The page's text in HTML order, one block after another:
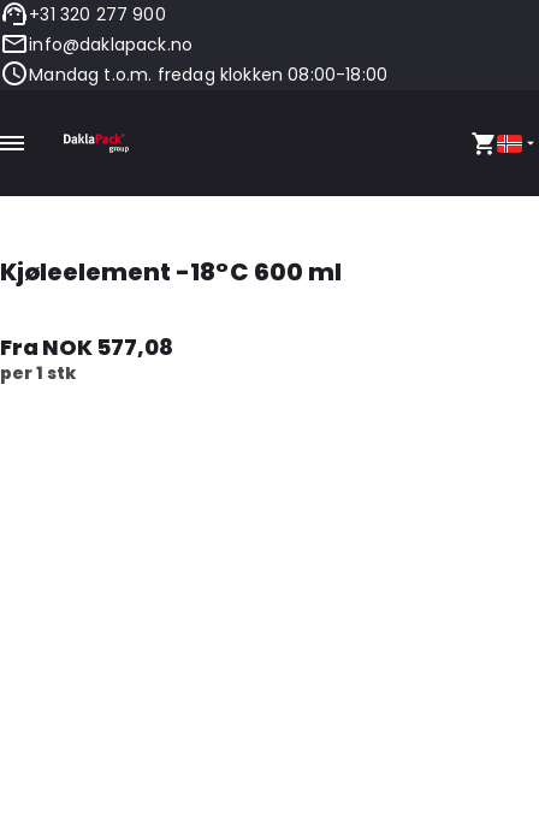
+31 320 277 900
info@daklapack.no
Mandag t.o.m. fredag klokken 08:00-18:00
Kjøleelement -18°C 600 ml
Fra NOK 577,08
per 1 stk